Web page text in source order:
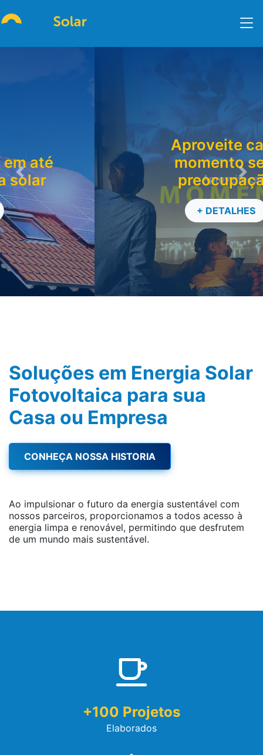
Aproveite cada
momento sem
preocupação
+ DETALHES
Previous Next
Soluções em Energia Solar
Fotovoltaica para sua
Casa ou Empresa
CONHEÇA NOSSA HISTORIA
Ao impulsionar o futuro da energia sustentável com
nossos parceiros, proporcionamos a todos acesso à
energia limpa e renovável, permitindo que desfrutem
de um mundo mais sustentável.
+100 Projetos
Elaborados